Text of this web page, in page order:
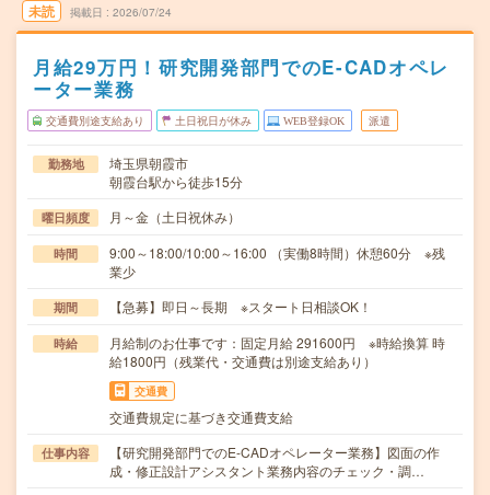
未読 掲載日 2026/07/24
月給29万円！研究開発部門でのE-CADオペレ
ーター業務
交通費別途支給あり 土日祝日が休み WEB登録OK 派遣
勤務地
埼玉県朝霞市
朝霞台駅から徒歩15分
曜日頻度 月～金（土日祝休み）
時間
9:00～18:00/10:00～16:00 （実働8時間）休憩60分 ※残
業少
期間 【急募】即日～長期 ※スタート日相談OK！
時給
月給制のお仕事です：固定月給 291600円 ※時給換算 時
給1800円（残業代・交通費は別途支給あり）
交通費
交通費規定に基づき交通費支給
仕事内容
【研究開発部門でのE-CADオペレーター業務】図面の作
成・修正設計アシスタント業務内容のチェック・調…